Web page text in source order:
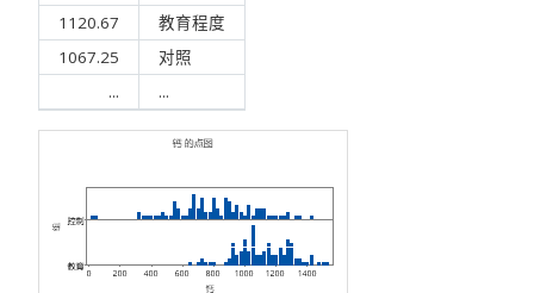
1120.67
教育程度
1067.25
对照
...
...